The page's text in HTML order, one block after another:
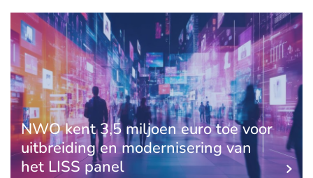
NWO kent 3,5 miljoen euro toe voor
uitbreiding en modernisering van
het LISS panel